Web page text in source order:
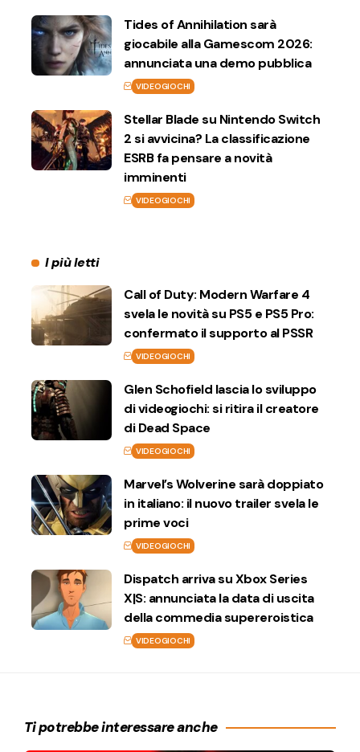
Tides of Annihilation sarà
giocabile alla Gamescom 2026:
annunciata una demo pubblica
VIDEOGIOCHI
Stellar Blade su Nintendo Switch
2 si avvicina? La classificazione
ESRB fa pensare a novità
imminenti
VIDEOGIOCHI
I più letti
Call of Duty: Modern Warfare 4
svela le novità su PS5 e PS5 Pro:
confermato il supporto al PSSR
VIDEOGIOCHI
Glen Schofield lascia lo sviluppo
di videogiochi: si ritira il creatore
di Dead Space
VIDEOGIOCHI
Marvel’s Wolverine sarà doppiato
in italiano: il nuovo trailer svela le
prime voci
VIDEOGIOCHI
Dispatch arriva su Xbox Series
X|S: annunciata la data di uscita
della commedia supereroistica
VIDEOGIOCHI
Ti potrebbe interessare anche